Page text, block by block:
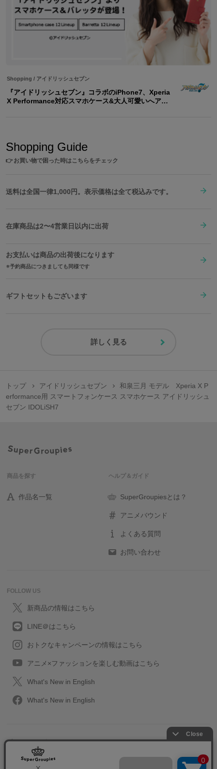
Shopping / アイドリッシュセブン
『アイドリッシュセブン』コラボのiPhone7、Xperia
X Performance対応スマホケース&大人可愛いへアア
Shopping Guide
👉お買い物で困った時はこちらをチェック
送料は全国一律1,000円。表示価格は全て税込みです。
在庫商品は2〜4営業日以内に出荷
お支払いは商品の出荷後になります
予約商品につきましても同様です
ギフトセットもございます
詳しく見る
トップ アイドリッシュセブン
和泉三月 モデル Xperia X P
erformance用 スマートフォンケース スマホケース アイドリッシュ
セブン IDOLiSH7
商品を探す
作品名一覧
ヘルプ＆ガイド
SuperGroupiesとは？
アニメバウンド
よくある質問
お問い合わせ
FOLLOW US
新商品の情報はこちら
LINE＠はこちら
おトクなキャンペーンの情報はこちら
アニメ×ファッションを楽しむ動画はこちら
What's New in English
What's New in English
プライバシーポリシー
特定取引に関する法律